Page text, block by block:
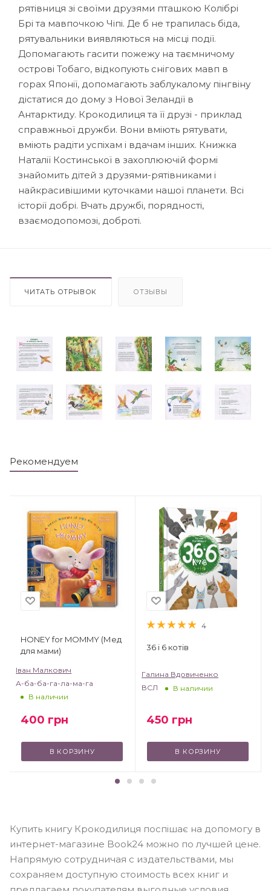
рятівниця зі своїми друзями пташкою Колібрі
Брі та мавпочкою Чіпі. Де б не трапилась біда,
рятувальники виявляються на місці події.
Допомагають гасити пожежу на таємничому
острові Тобаго, відкопують снігових мавп в
горах Японії, допомагають заблукалому пінгвіну
дістатися до дому з Нової Зеландії в
Антарктиду. Крокодилиця та її друзі - приклад
справжньої дружби. Вони вміють рятувати,
вміють радіти успіхам і вдачам інших. Книжка
Наталії Костинської в захоплюючій формі
знайомить дітей з друзями-рятівниками і
найкрасивішими куточками нашої планети. Всі
історії добрі. Вчать дружбі, порядності,
взаємодопомозі, доброті.
ЧИТАТЬ ОТРЫВОК ОТЗЫВЫ
Рекомендуем
HONEY for MOMMY (Мед
для мами)
Іван Малкович
А-ба-ба-га-ла-ма-га
В наличии
400 грн
В КОРЗИНУ
4
36 і 6 котів
Галина Вдовиченко
ВСЛ
В наличии
450 грн
В КОРЗИНУ
Купить книгу Крокодилиця поспішає на допомогу в
интернет-магазине Book24 можно по лучшей цене.
Напрямую сотрудничая с издательствами, мы
сохраняем доступную стоимость всех книг и